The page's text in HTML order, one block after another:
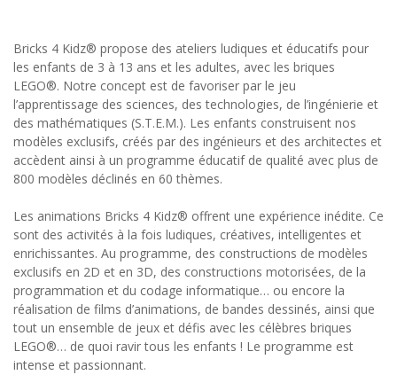
Bricks 4 Kidz® propose des ateliers ludiques et éducatifs pour
les enfants de 3 à 13 ans et les adultes, avec les briques
LEGO®. Notre concept est de favoriser par le jeu
l’apprentissage des sciences, des technologies, de l’ingénierie et
des mathématiques (S.T.E.M.). Les enfants construisent nos
modèles exclusifs, créés par des ingénieurs et des architectes et
accèdent ainsi à un programme éducatif de qualité avec plus de
800 modèles déclinés en 60 thèmes.
Les animations Bricks 4 Kidz® offrent une expérience inédite. Ce
sont des activités à la fois ludiques, créatives, intelligentes et
enrichissantes. Au programme, des constructions de modèles
exclusifs en 2D et en 3D, des constructions motorisées, de la
programmation et du codage informatique… ou encore la
réalisation de films d’animations, de bandes dessinés, ainsi que
tout un ensemble de jeux et défis avec les célèbres briques
LEGO®… de quoi ravir tous les enfants ! Le programme est
intense et passionnant.